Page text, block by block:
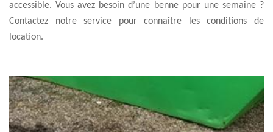
accessible. Vous avez besoin d’une benne pour une semaine ?
Contactez notre service pour connaître les conditions de
location.